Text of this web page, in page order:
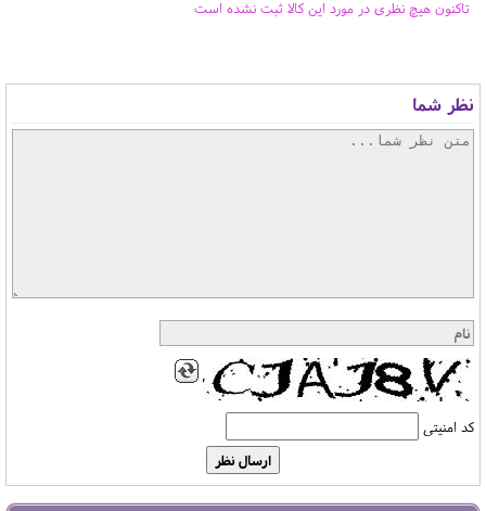
تاکنون هیچ نظری در مورد این کالا ثبت نشده است
نظر شما
کد امنیتی